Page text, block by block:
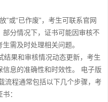
”或“已作废”，考生可联系官网
分情况下，证书可能因审核不
需及时处理相关问题。
结果和审核情况动态更新，考生
息的准确性和时效性。 电子版
流程通常包括以下几个步骤，考
：